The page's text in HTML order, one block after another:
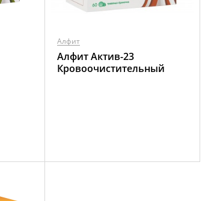
Алфит
Алфит Актив-23
Кровоочистительный